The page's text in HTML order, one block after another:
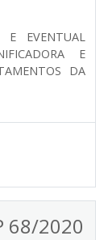
E EVENTUAL
E
DA
68/2020